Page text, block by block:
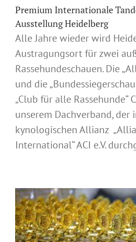
Premium Internationale
Ausstellung Heidelberg
Alle Jahre wieder wird
Austragungsort für zwei
Rassehundeschauen. Die
und die
„Club für alle Rassehunde“
unserem Dachverband,
kynologischen Allianz
International“ ACI e.V.